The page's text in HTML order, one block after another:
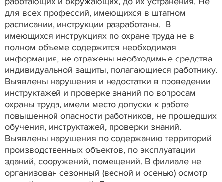
для всех профессий, имеющихся в штатном
расписании, инструкции разработаны. В
имеющихся инструкциях по охране труда не в
полном объеме содержится необходимая
информация, не отражены необходимые средства
индивидуальной защиты, полагающиеся работнику.
Выявлены нарушения и недостатки в проведении
инструктажей и проверке знаний по вопросам
охраны труда, имели место допуски к работе
повышенной опасности работников, не прошедших
обучения, инструктажей, проверки знаний.
Выявлены нарушения по содержанию территорий
производственных объектов, по эксплуатации
зданий, сооружений, помещений. В филиале не
организован сезонный (весной и осенью) осмотр